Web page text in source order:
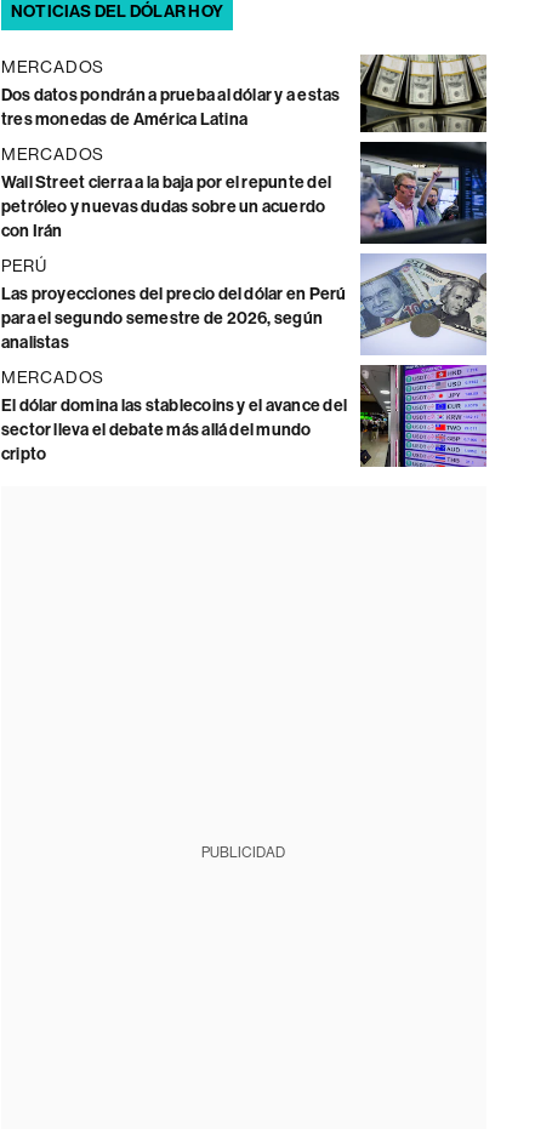
NOTICIAS DEL DÓLAR HOY
MERCADOS
Dos datos pondrán a prueba al dólar y a estas
tres monedas de América Latina
MERCADOS
Wall Street cierra a la baja por el repunte del
petróleo y nuevas dudas sobre un acuerdo
con Irán
PERÚ
Las proyecciones del precio del dólar en Perú
para el segundo semestre de 2026, según
analistas
MERCADOS
El dólar domina las stablecoins y el avance del
sector lleva el debate más allá del mundo
cripto
PUBLICIDAD